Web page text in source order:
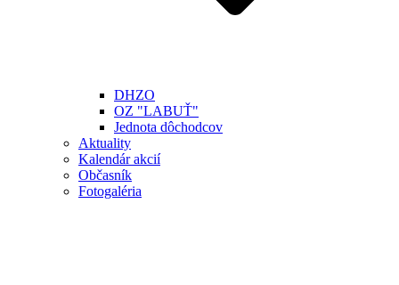
DHZO
OZ "LABUŤ"
Jednota dôchodcov
Aktuality
Kalendár akcií
Občasník
Fotogaléria